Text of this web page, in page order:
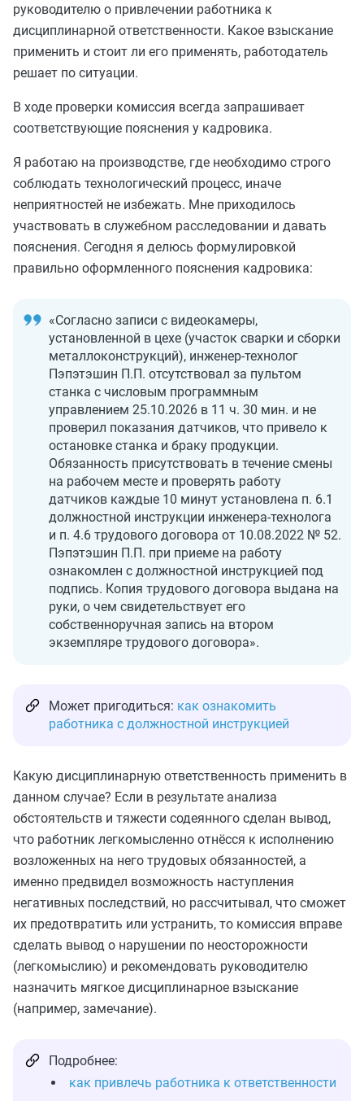
руководителю о привлечении работника к
дисциплинарной ответственности. Какое взыскание
применить и стоит ли его применять, работодатель
решает по ситуации.
В ходе проверки комиссия всегда запрашивает
соответствующие пояснения у кадровика.
Я работаю на производстве, где необходимо строго
соблюдать технологический процесс, иначе
неприятностей не избежать. Мне приходилось
участвовать в служебном расследовании и давать
пояснения. Сегодня я делюсь формулировкой
правильно оформленного пояснения кадровика:
«Согласно записи с видеокамеры,
установленной в цехе (участок сварки и сборки
металлоконструкций), инженер-технолог
Пэпэтэшин П.П. отсутствовал за пультом
станка с числовым программным
управлением 25.10.2026 в 11 ч. 30 мин. и не
проверил показания датчиков, что привело к
остановке станка и браку продукции.
Обязанность присутствовать в течение смены
на рабочем месте и проверять работу
датчиков каждые 10 минут установлена п. 6.1
должностной инструкции инженера-технолога
и п. 4.6 трудового договора от 10.08.2022 № 52.
Пэпэтэшин П.П. при приеме на работу
ознакомлен с должностной инструкцией под
подпись. Копия трудового договора выдана на
руки, о чем свидетельствует его
собственноручная запись на втором
экземпляре трудового договора».
Может пригодиться: как ознакомить
работника с должностной инструкцией
Какую дисциплинарную ответственность применить в
данном случае? Если в результате анализа
обстоятельств и тяжести содеянного сделан вывод,
что работник легкомысленно отнёсся к исполнению
возложенных на него трудовых обязанностей, а
именно предвидел возможность наступления
негативных последствий, но рассчитывал, что сможет
их предотвратить или устранить, то комиссия вправе
сделать вывод о нарушении по неосторожности
(легкомыслию) и рекомендовать руководителю
назначить мягкое дисциплинарное взыскание
(например, замечание).
Подробнее:
как привлечь работника к ответственности